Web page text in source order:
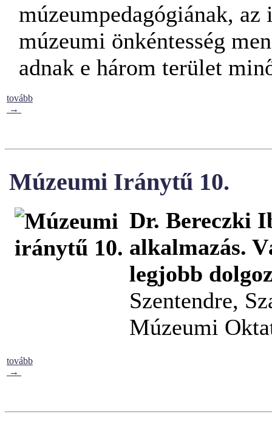
múzeumpedagógiának,
múzeumi önkéntesség
adnak e három terület
tovább
→
Múzeumi Iránytű 10.
Dr. Bereczki
alkalmazás.
legjobb
Szentendre,
Múzeumi
tovább
→